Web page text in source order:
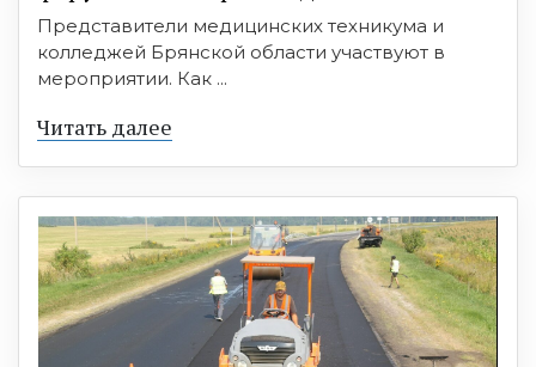
Представители медицинских техникума и
колледжей Брянской области участвуют в
мероприятии. Как ...
Читать далее